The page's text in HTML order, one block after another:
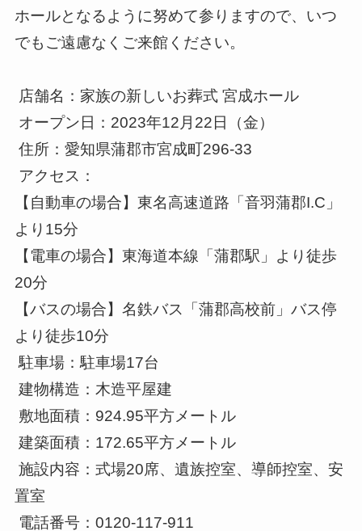
ホールとなるように努めて参りますので、いつ
でもご遠慮なくご来館ください。
店舗名：家族の新しいお葬式 宮成ホール
オープン日：2023年12月22日（金）
住所：愛知県蒲郡市宮成町296-33
アクセス：
【自動車の場合】東名⾼速道路「音羽蒲郡I.C」
より15分
【電車の場合】東海道本線「蒲郡駅」より徒歩
20分
【バスの場合】名鉄バス「蒲郡高校前」バス停
より徒歩10分
駐車場：駐車場17台
建物構造：木造平屋建
敷地面積：924.95平方メートル
建築面積：172.65平方メートル
施設内容：式場20席、遺族控室、導師控室、安
置室
電話番号：0120-117-911